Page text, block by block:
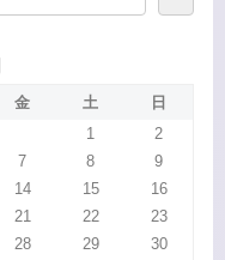
金 土
日
1
2
7 8
9
14 15
16
21 22
23
28 29
30